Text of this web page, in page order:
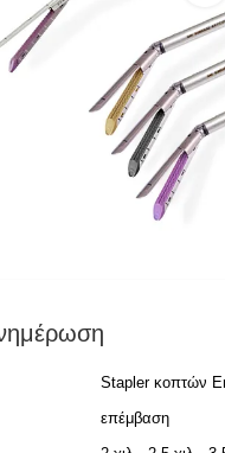
Stapler κοπτών
επέμβαση